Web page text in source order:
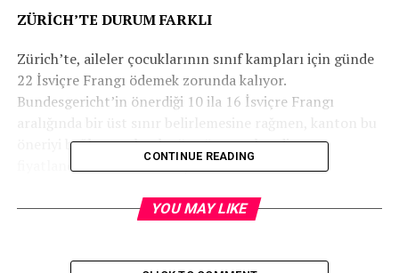
ZÜRİCH’TE DURUM FARKLI
Zürich’te, aileler çocuklarının sınıf kampları için günde
22 İsviçre Frangı ödemek zorunda kalıyor.
Bundesgericht’in önerdiği 10 ila 16 İsviçre Frangı
aralığında bir üst sınır belirlemesine rağmen, kanton bu
öneriyi bağlayıcı olarak görmüyor ve kendi
fiyatlandırmasını sürdürüyor.
FİYAT DÜZENLEMELERİ YETERSİZ
için üst sınır olarak bu rakamı belirlese de, gerçek
CONTINUE READING
YOU MAY LIKE